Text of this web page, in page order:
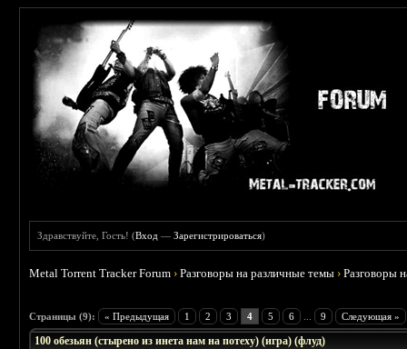
Здравствуйте, Гость! (Вход —Зарегистрироваться)
Metal Torrent Tracker Forum ›Разговоры на различные темы ›Разговоры
Страницы (9): « Предыдущая 1 2 3 4 5 6 9 Следующая »
100 обезьян (стырено из инета нам на потеху) (игра) (флуд)